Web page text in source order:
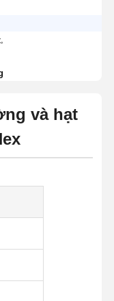
và hạt